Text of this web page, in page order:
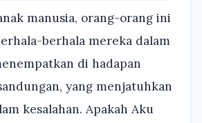
manusia, orang-orang ini
berhala mereka dalam
di hadapan
yang menjatuhkan
kesalahan. Apakah Aku